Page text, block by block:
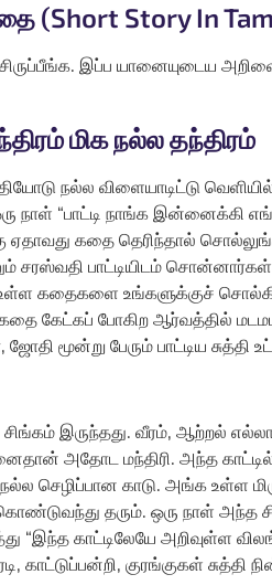
(short Story In
இப்ப யானையுடைய
மிக நல்ல தந்திரம்
நல்ல விளையாடிட்டு
நாள் “பாட்டி நாங்க இன்னைக்கி
ஏதாவது கதை தெரிந்தால்
சரஸ்வதி பாட்டியிடம்
உள்ள கதைகளை உங்களுக்குச்
கேட்கப் போகிற ஆர்வத்தில் மடமடனு
மூன்று பேரும் பாட்டிய சுத்தி
சிங்கம் இருந்தது. வீரம், ஆற்றல்
அதோட மந்திரி. அந்த
செழிப்பான காடு. அங்க உள்ள
தரும். ஒரு நாள் அந்த
காட்டிலேயே அறிவுள்ள
காட்டுப்பன்றி, குரங்குகள் சுத்தி